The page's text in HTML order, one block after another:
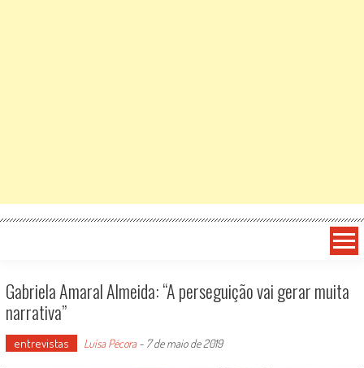
Gabriela Amaral Almeida: “A perseguição vai gerar muita
narrativa”
entrevistas Luísa Pécora- 7 de maio de 2019